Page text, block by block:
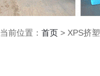
当前位置： 首页 > XPS挤